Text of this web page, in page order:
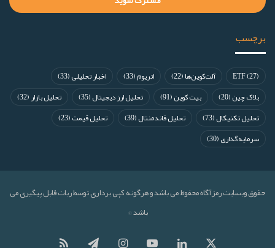
برچسب
ETF(27) آلت‌کوین‌ها(22) اتریوم(33) اخبار تحلیلی(33)
بلاک چین(20) بیت کوین(91) تحلیل ارز دیجیتال(35) تحلیل بازار(32)
تحلیل تکنیکال(73) تحلیل فاندمنتال(39) تحلیل قیمت(23)
سرمایه‌گذاری(30)
حقوق وبسایت رمزآگاه محفوظ می باشد و هرگونه کپی برداری توسط ربات قابل پیگیری می
باشد ©